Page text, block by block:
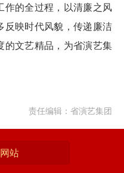
作的全过程，以清廉之风
反映时代风貌，传递廉洁
的文艺精品，为省演艺集
责任编辑：省演艺集团
站